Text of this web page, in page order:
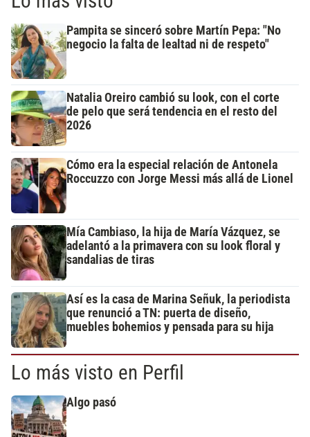
Pampita se sinceró sobre Martín Pepa: "No
negocio la falta de lealtad ni de respeto"
Natalia Oreiro cambió su look, con el corte
de pelo que será tendencia en el resto del
2026
Cómo era la especial relación de Antonela
Roccuzzo con Jorge Messi más allá de Lionel
Mía Cambiaso, la hija de María Vázquez, se
adelantó a la primavera con su look floral y
sandalias de tiras
Así es la casa de Marina Señuk, la periodista
que renunció a TN: puerta de diseño,
muebles bohemios y pensada para su hija
Lo más visto en Perfil
Algo pasó